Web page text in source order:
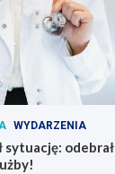
WYDARZENIA
odebrał